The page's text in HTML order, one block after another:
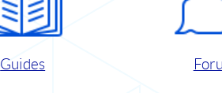
Guides